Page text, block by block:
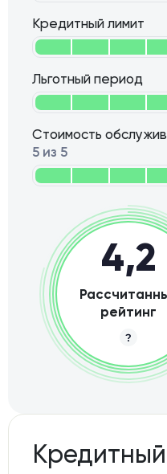
Кредитный лимит
Льготный период
Стоимость
5 из 5
4,2
рейтинг
Кредитный